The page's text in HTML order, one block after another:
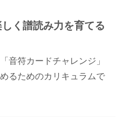
く譜読み力を育てる
音符カードチャレンジ」
るためのカリキュラムで